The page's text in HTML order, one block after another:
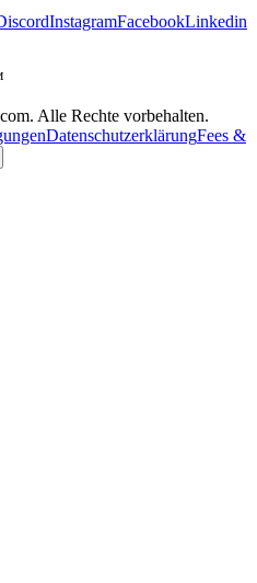
InstagramFacebookLinkedin
Alle Rechte vorbehalten.
DatenschutzerklärungFees &